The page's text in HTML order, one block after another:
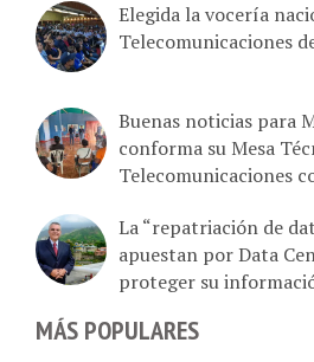
Elegida la vocería
Telecomunicaciones
Buenas noticias para
conforma su Mesa
Telecomunicaciones
La “repatriación de
apuestan por Data
proteger su
MÁS POPULARES